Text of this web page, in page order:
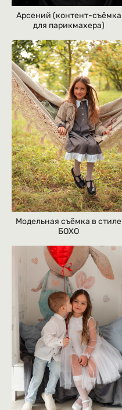
Арсений (контент-съёмка
для парикмахера)
Модельная съёмка в стиле
БОХО